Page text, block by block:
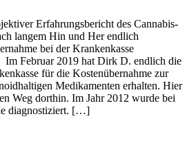
Erfahrungsbericht des Cannabis-
langem Hin und Her endlich
bei der Krankenkasse
Februar 2019 hat Dirk D. endlich die
für die Kostenübernahme zur
Medikamenten erhalten. Hier
Weg dorthin. Im Jahr 2012 wurde bei
diagnostiziert. […]